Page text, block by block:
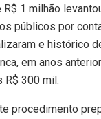
R$ 1 milhão
públicos por
e histórico
em anos
R$ 300 mil.
procedimento